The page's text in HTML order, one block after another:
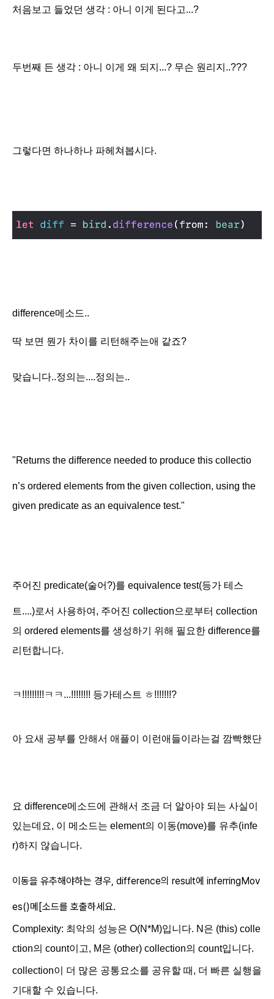
처음보고 들었던 생각 : 아니 이게 된다고...?
두번째 든 생각 : 아니 이게 왜 되지...? 무슨 원리지..???
그렇다면 하나하나 파헤쳐봅시다.
difference메소드..
딱 보면 뭔가 차이를 리턴해주는애 같죠?
맞습니다..정의는....정의는..
"Returns the difference needed to produce this collectio
n’s ordered elements from the given collection, using the
given predicate as an equivalence test."
주어진 predicate(술어?)를 equivalence test(등가 테스
트....)로서 사용하여, 주어진 collection으로부터 collection
의 ordered elements를 생성하기 위해 필요한 difference를
리턴합니다.
ㅋ!!!!!!!!!ㅋㅋ...!!!!!!!! 등가테스트 ㅎ!!!!!!!?
아 요새 공부를 안해서 애플이 이런애들이라는걸 깜빡했단
요 difference메소드에 관해서 조금 더 알아야 되는 사실이
있는데요, 이 메소드는 element의 이동(move)를 유추(infe
r)하지 않습니다.
이동을 유추해야하는 경우, difference의 result에 inferringMov
es()메[소드를 호출하세요.
Complexity: 최악의 성능은 O(N*M)입니다. N은 (this) colle
ction의 count이고, M은 (other) collection의 count입니다.
collection이 더 많은 공통요소를 공유할 때, 더 빠른 실행을
기대할 수 있습니다.